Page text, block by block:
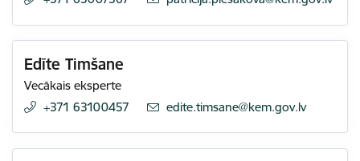
Edīte Timšane
Vecākais eksperte
+371 63100457
E-pasts:
edite.timsane@kem.gov.lv